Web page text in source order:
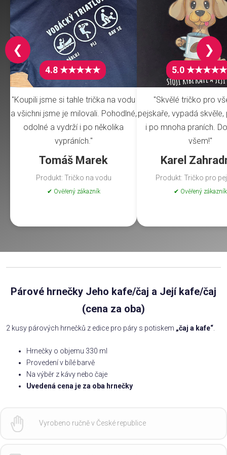
4.8 ★★★★★
"Koupili jsme si tahle trička na vodu
a všichni jsme je milovali. Pohodlné,
odolné a vydrží i po několika
vypráních."
Tomáš Marek
Produkt: Tričko na vodu
✔ Ověřený zákazník
5.0 ★★★★★
"Skvělé tričko pro
pejskaře, vypadá
i po mnoha praních.
všem!"
Karel
Produkt: Tričko pro
✔ Ověřený zákazník
❮ ❯
Párové hrnečky Jeho kafe/čaj a Její kafe/čaj
(cena za oba)
2 kusy párových hrnečků z edice pro páry s potiskem „čaj a kafe“
Hrnečky o objemu 330 ml
Provedení v bílé barvě
Na výběr z kávy nebo čaje
Uvedená cena je za oba hrnečky
Vyrobeno ručně v České republice